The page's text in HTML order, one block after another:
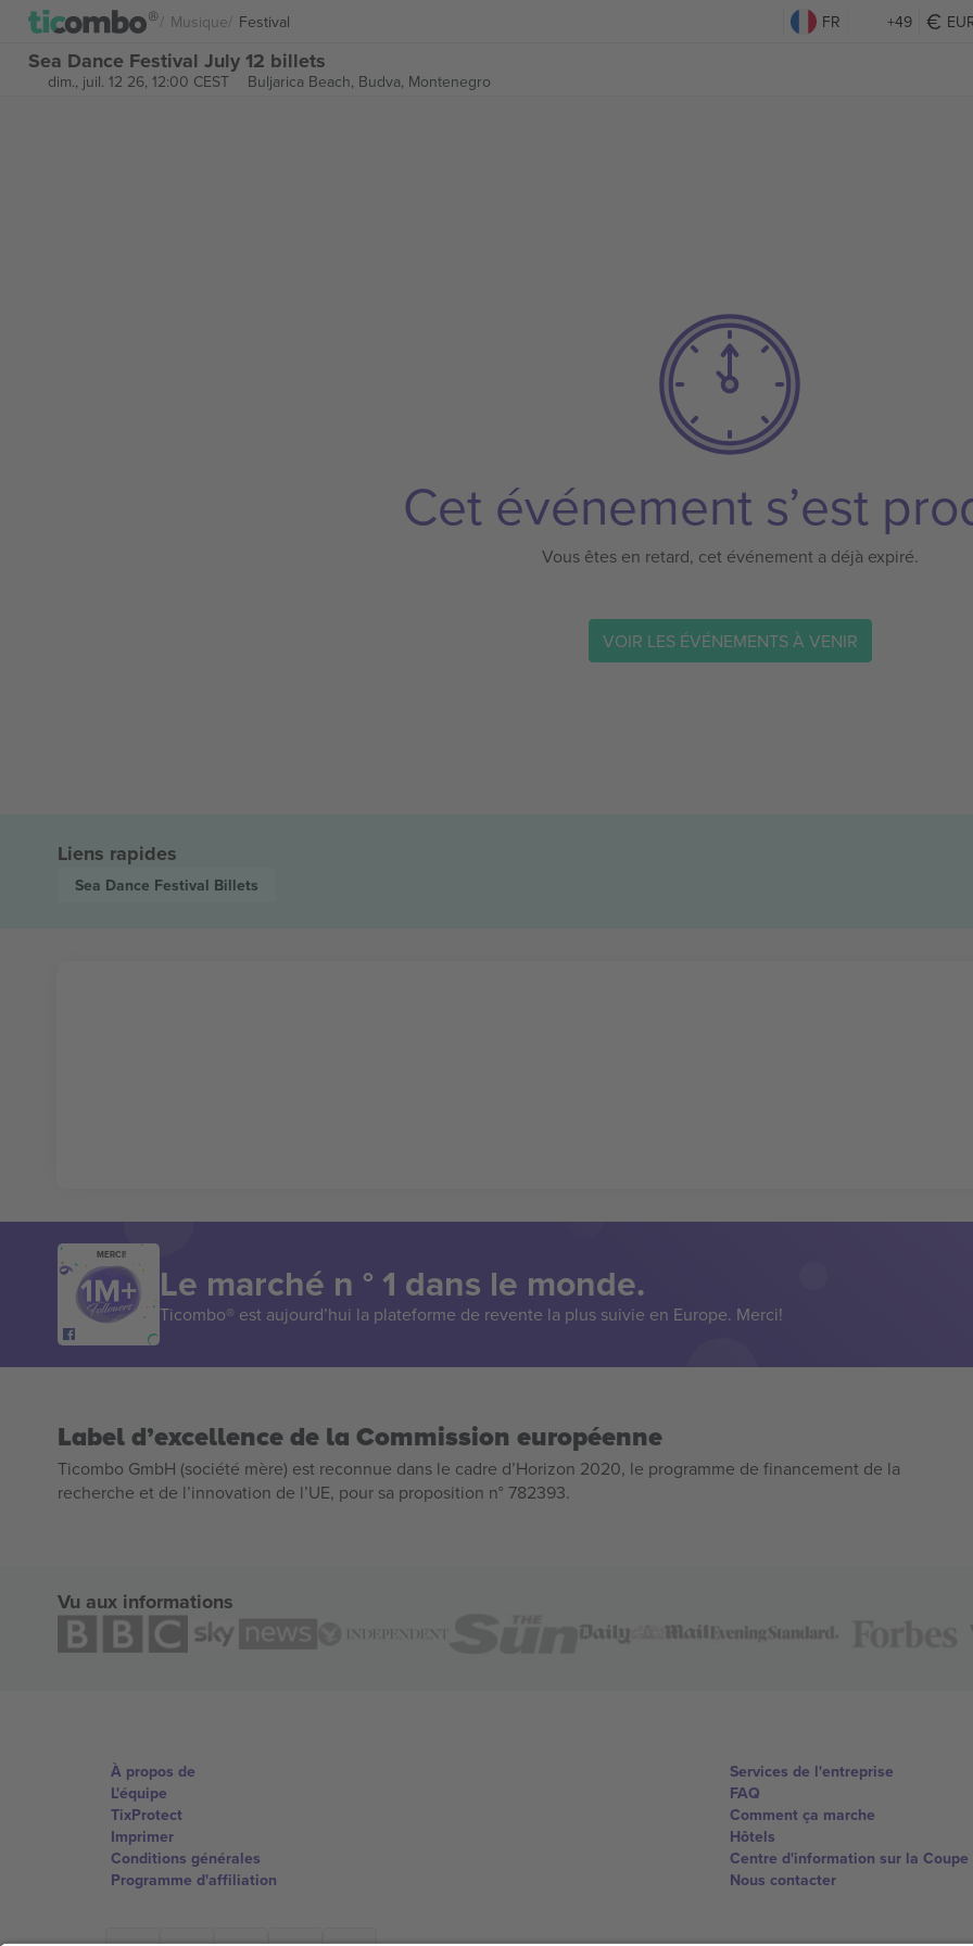
Musique Festival FR +49
Sea Dance Festival July 12 billets
dim., juil. 12 26, 12:00 CEST Buljarica Beach, Budva, Montenegro
Cet événement s’est
Vous êtes en retard, cet événement a déjà expiré.
VOIR LES ÉVÉNEMENTS À VENIR
Liens rapides
Sea Dance Festival Billets
MERCI!
Le marché n ° 1 dans le monde.
Ticombo® est aujourd’hui la plateforme de revente la plus suivie en Europe. Merci!
Label d’excellence de la Commission européenne
Ticombo GmbH (société mère) est reconnue dans le cadre d’Horizon 2020, le programme de financement de la
recherche et de l’innovation de l’UE, pour sa proposition n° 782393.
Vu aux informations
À propos de
L'équipe
TixProtect
Imprimer
Conditions générales
Programme d'affiliation
Services de l'entreprise
FAQ
Comment ça marche
Hôtels
Centre d'information sur la Coupe
Nous contacter